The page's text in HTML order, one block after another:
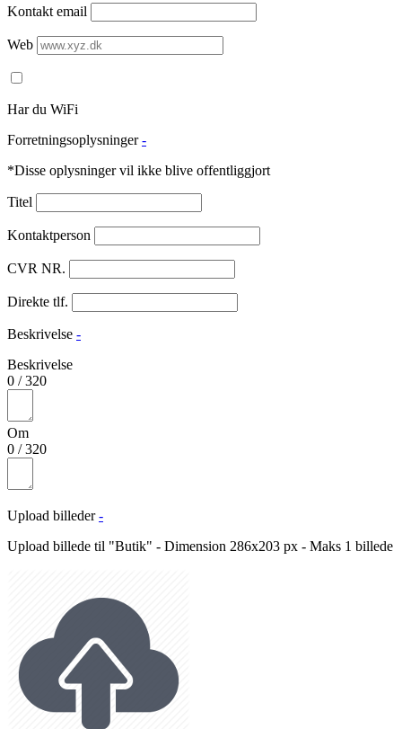
Kontakt email
Web
Har du WiFi
Forretningsoplysninger -
*Disse oplysninger vil ikke blive offentliggjort
Titel
Kontaktperson
CVR NR.
Direkte tlf.
Beskrivelse -
Beskrivelse
0 /320
Om
0 /320
Upload billeder -
Upload billede til "Butik" - Dimension 286x203 px - Maks 1 billede